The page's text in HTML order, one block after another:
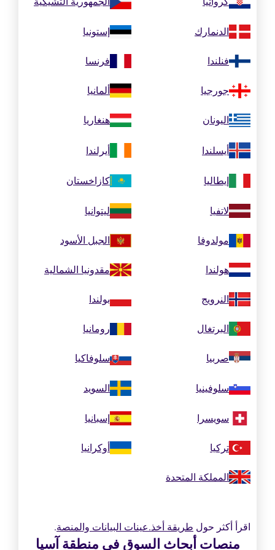
الدنمارك إستونيا
فنلندا فرنسا
جورجيا ألمانيا
اليونان هنغاريا
أيسلندا أيرلندا
إيطاليا كازاخستان
لاتفيا ليتوانيا
مولدوفا الجبل الأسود
هولندا مقدونيا الشمالية
النرويج بولندا
البرتغال رومانيا
صربيا سلوفاكيا
سلوفينيا السويد
سويسرا إسبانيا
تركيا أوكرانيا
المملكة المتحدة
اقرأ أكثر حول طريقة أخذ.عينات البيانات والمنصة.
منصات أبحاث السوق في منطقة آسيا